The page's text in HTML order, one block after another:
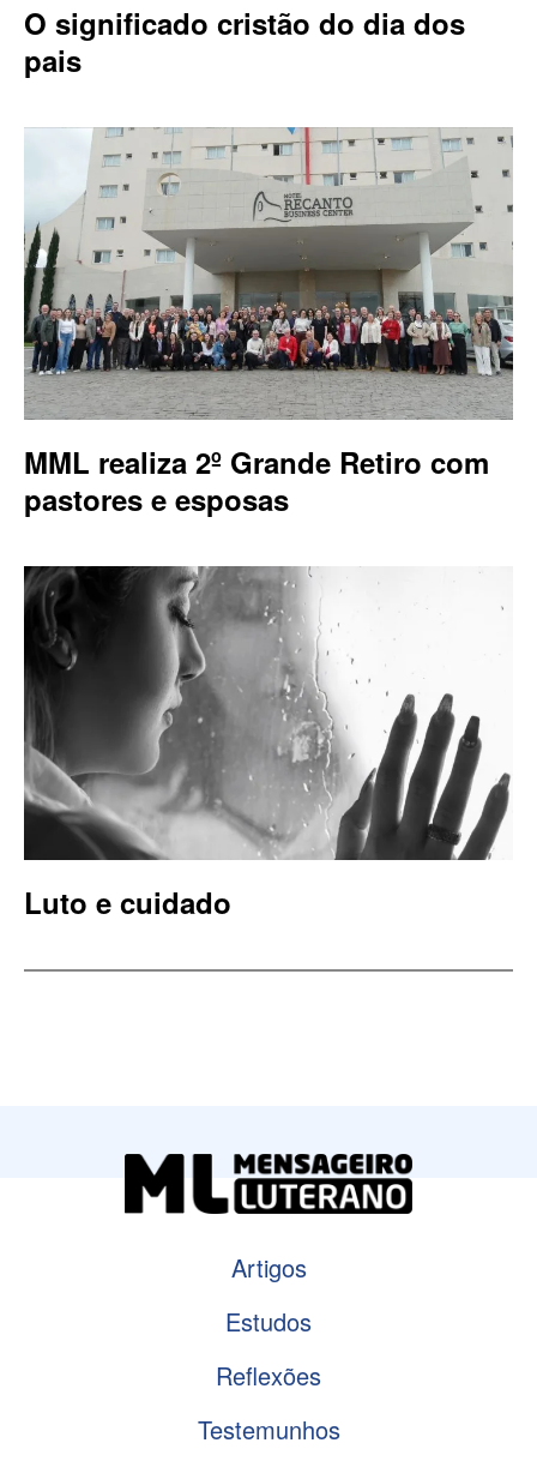
O significado cristão do dia dos
pais
MML realiza 2º Grande Retiro com
pastores e esposas
Luto e cuidado
Artigos
Estudos
Reflexões
Testemunhos